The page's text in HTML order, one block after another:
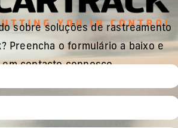
sobre soluções de rastreamento
Preencha o formulário a baixo e
contacto connosco.